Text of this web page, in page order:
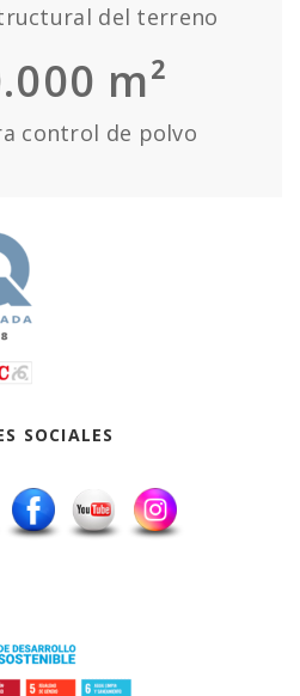
del terreno
m²
control de polvo
SOCIALES